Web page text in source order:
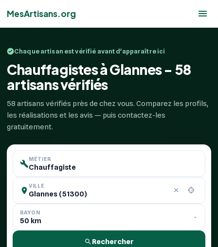
MesArtisans.org
Chaque artisan est vérifié avant d'apparaître ici
Chauffagistes à Glannes - 58
artisans vérifiés
58 artisans vérifiés près de chez vous. Comparez les profils,
les réalisations et les avis — puis contactez-les
gratuitement.
MÉTIER
VILLE
RAYON
Rechercher